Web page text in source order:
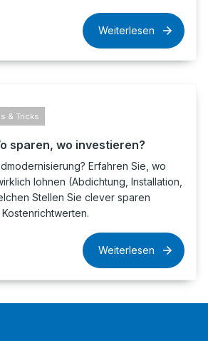
Weiterlesen
& Tricks
sparen, wo investieren?
Erfahren Sie, wo
lohnen (Abdichtung, Installation,
Stellen Sie clever sparen
Weiterlesen